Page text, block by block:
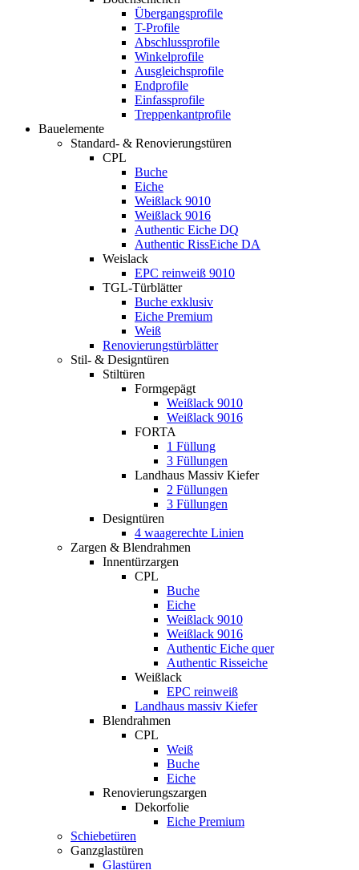
Übergangsprofile
T-Profile
Abschlussprofile
Winkelprofile
Ausgleichsprofile
Endprofile
Einfassprofile
Treppenkantprofile
Bauelemente
Standard- & Renovierungstüren
CPL
Buche
Eiche
Weißlack 9010
Weißlack 9016
Authentic Eiche DQ
Authentic RissEiche DA
Weislack
EPC reinweiß 9010
TGL-Türblätter
Buche exklusiv
Eiche Premium
Weiß
Renovierungstürblätter
Stil- & Designtüren
Stiltüren
Formgepägt
Weißlack 9010
Weißlack 9016
FORTA
1 Füllung
3 Füllungen
Landhaus Massiv Kiefer
2 Füllungen
3 Füllungen
Designtüren
4 waagerechte Linien
Zargen & Blendrahmen
Innentürzargen
CPL
Buche
Eiche
Weißlack 9010
Weißlack 9016
Authentic Eiche quer
Authentic Risseiche
Weißlack
EPC reinweiß
Landhaus massiv Kiefer
Blendrahmen
CPL
Weiß
Buche
Eiche
Renovierungszargen
Dekorfolie
Eiche Premium
Schiebetüren
Ganzglastüren
Glastüren